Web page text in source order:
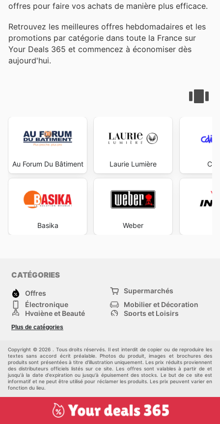
offres pour faire vos achats de manière plus efficace.
Retrouvez les meilleures offres hebdomadaires et les
promotions par catégorie dans toute la France sur
Your Deals 365 et commencez à économiser dès
aujourd'hui.
Au Forum Du Bâtiment
Basika
Laurie Lumière
Weber
CATÉGORIES
Offres
Supermarchés
Électronique
Mobilier et Décoration
Hygiène et Beauté
Sports et Loisirs
Mode
Animalerie
maison
Plus de catégories
Copyright © 2026 . Tous droits réservés. Il est interdit de copier ou de reproduire les
textes sans accord écrit préalable. Photos du produit, images et brochures des
produits sont présentées à titre d'illustration uniquement. Les prix réduits proviennent
des distributeurs officiels listés sur ce site. Les offres sont valables à partir de et
jusqu'à la date d'expiration ou jusqu'à épuisement des stocks. Le but de ce site est
informatif et ne peut être utilisé pour réclamer les produits. Les prix peuvent varier en
fonction du lieu.